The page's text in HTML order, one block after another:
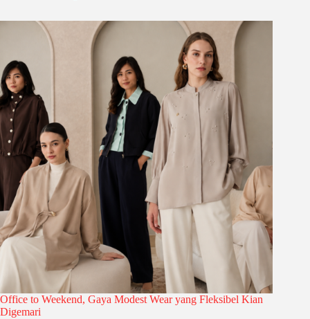
Office to Weekend, Gaya Modest Wear yang Fleksibel Kian
Digemari